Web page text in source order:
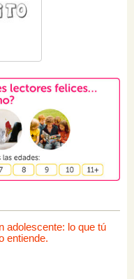
adolescente: lo que tú
entiende.